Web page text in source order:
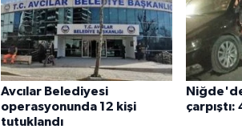
Avcılar Belediyesi
operasyonunda 12 kişi
tutuklandı
çarpıştı: